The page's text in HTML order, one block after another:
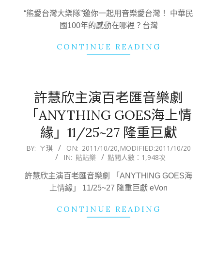
20
“熊愛台灣大樂隊”邀你一起用音樂愛台灣！ 中華民
國100年的感動在哪裡？台灣
CONTINUE READING
許慧欣主演百老匯音樂劇
「ANYTHING GOES海上情
緣」11/25~27 隆重巨獻
2011-
20
BY: ㄚ琪 ON: 2011/10/20,MODIFIED:2011/10/20
IN: 貼貼樂 點閱人數：1,948次
許慧欣主演百老匯音樂劇 「ANYTHING GOES海
上情緣」 11/25~27 隆重巨獻 eVon
CONTINUE READING